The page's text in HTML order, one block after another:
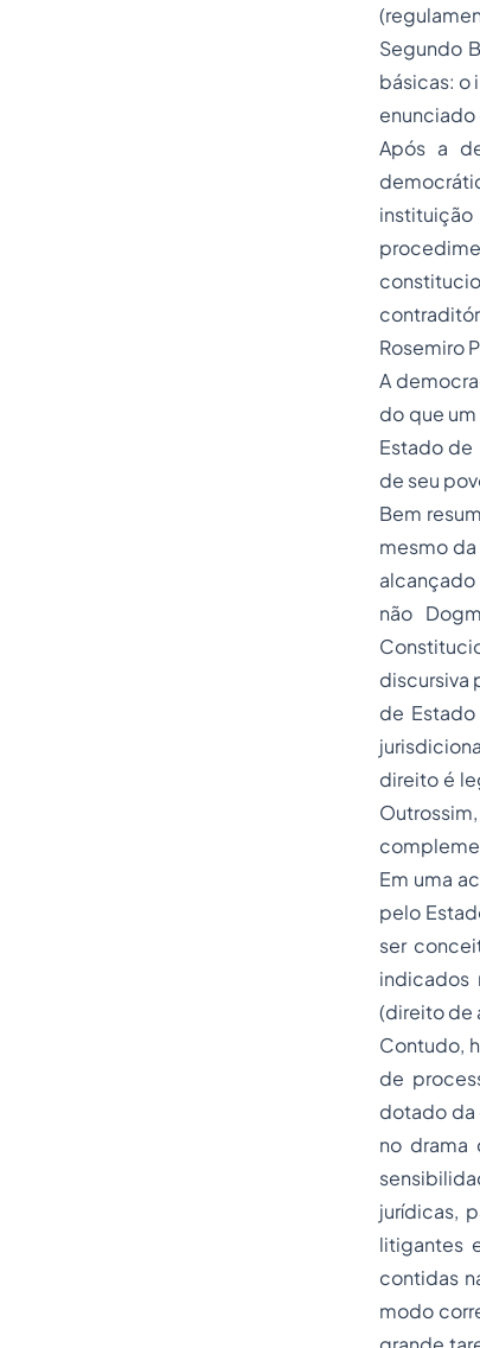
Segundo
básicas: o
Após a
Rosemiro
A
do que
Estado
de seu
Bem
mesmo
não
discursiva
de
direito é
Em uma
pelo
ser
indicados
(direito de
Contudo,
de
dotado da
no drama
jurídicas,
litigantes
contidas
modo